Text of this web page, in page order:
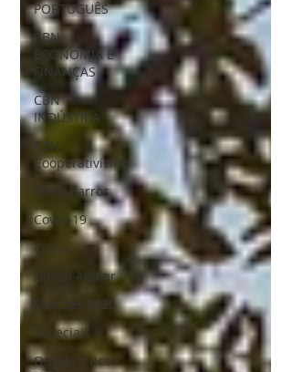
PORTUGUÊS
CBN
ECONOMIA E
FINANÇAS
CBN
INDÚSTRIA
CBN
Cooperativismo
Silvio Barros
Covid-19
Clima
Gilson Aguiar
Eleições 2020
Especiais
Outubro Rosa: